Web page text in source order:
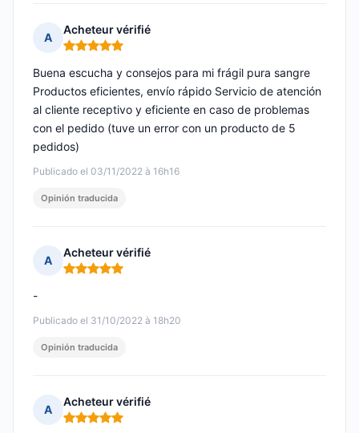
A
Acheteur vérifié
Nota: 5 de 5
Publicado el 03/11/2022 à 16h16
Buena escucha y consejos para mi frágil pura sangre
Productos eficientes, envío rápido Servicio de atención
al cliente receptivo y eficiente en caso de problemas
con el pedido (tuve un error con un producto de 5
pedidos)
Opinión traducida
A
Acheteur vérifié
Nota: 5 de 5
Publicado el 31/10/2022 à 18h20
-
Opinión traducida
A
Acheteur vérifié
Nota: 5 de 5